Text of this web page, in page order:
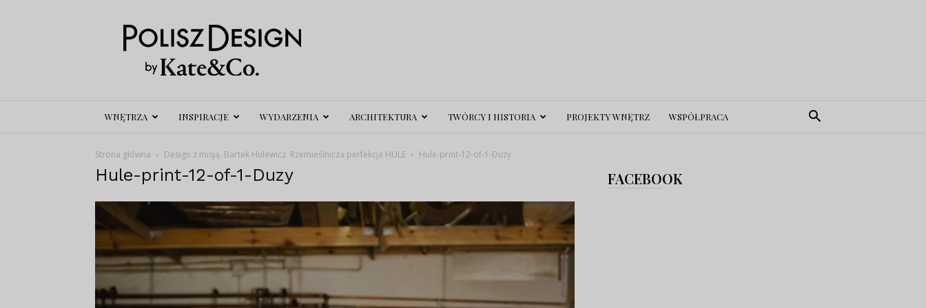
Polisz
Design
WNĘTRZA INSPIRACJE WYDARZENIA ARCHITEKTURA TWÓRCY I HISTORIA PROJEKTY WNĘTRZ WSPÓŁPRACA
Strona główna Design z misją. Bartek Hulewicz. Rzemieślnicza perfekcja HULE Hule-print-12-of-1-Duzy
Hule-print-12-of-1-Duzy FACEBOOK